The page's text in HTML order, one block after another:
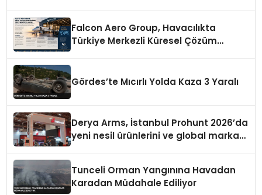
Falcon Aero Group, Havacılıkta
Türkiye Merkezli Küresel Çözüm
Gördes’te Mıcırlı Yolda Kaza 3 Yaralı
Derya Arms, İstanbul Prohunt 2026’da
yeni nesil ürünlerini ve global marka
Tunceli Orman Yangınına Havadan
Karadan Müdahale Ediliyor